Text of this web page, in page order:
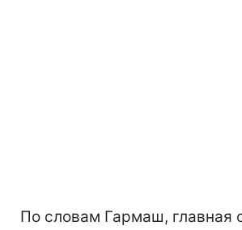
По словам Гармаш, главная